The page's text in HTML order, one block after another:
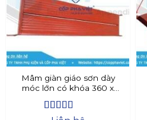
Mâm giàn giáo sơn dày
móc lớn có khóa 360 x